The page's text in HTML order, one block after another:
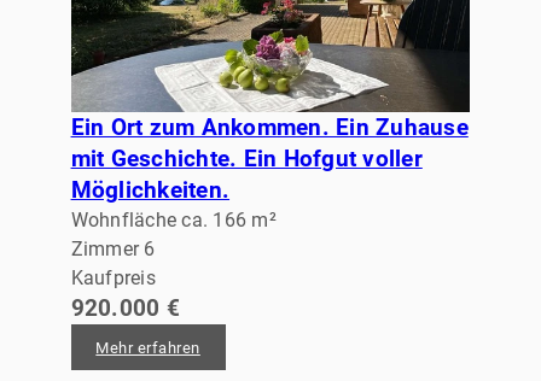
Ein Ort zum Ankommen. Ein Zuhause
mit Geschichte. Ein Hofgut voller
Möglichkeiten.
Wohnfläche ca. 166 m²
Zimmer 6
Kaufpreis
920.000 €
Mehr erfahren